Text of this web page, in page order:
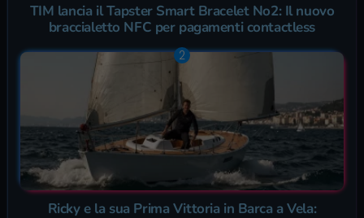
TIM lancia il Tapster Smart Bracelet No2: Il nuovo
braccialetto NFC per pagamenti contactless
Ricky e la sua Prima Vittoria in Barca a Vela: